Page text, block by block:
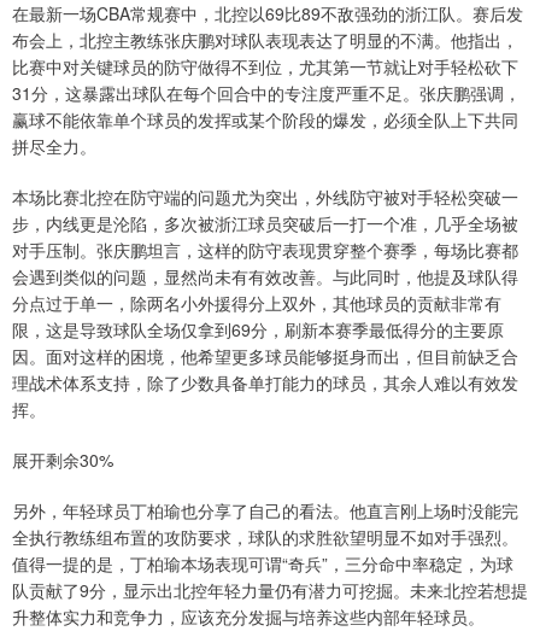
在最新一场CBA常规赛中，北控以69比89不敌强劲的浙江队。赛后发
布会上，北控主教练张庆鹏对球队表现表达了明显的不满。他指出，
比赛中对关键球员的防守做得不到位，尤其第一节就让对手轻松砍下
31分，这暴露出球队在每个回合中的专注度严重不足。张庆鹏强调，
赢球不能依靠单个球员的发挥或某个阶段的爆发，必须全队上下共同
拼尽全力。
本场比赛北控在防守端的问题尤为突出，外线防守被对手轻松突破一
步，内线更是沦陷，多次被浙江球员突破后一打一个准，几乎全场被
对手压制。张庆鹏坦言，这样的防守表现贯穿整个赛季，每场比赛都
会遇到类似的问题，显然尚未有有效改善。与此同时，他提及球队得
分点过于单一，除两名小外援得分上双外，其他球员的贡献非常有
限，这是导致球队全场仅拿到69分，刷新本赛季最低得分的主要原
因。面对这样的困境，他希望更多球员能够挺身而出，但目前缺乏合
理战术体系支持，除了少数具备单打能力的球员，其余人难以有效发
挥。
展开剩余30%
另外，年轻球员丁柏瑜也分享了自己的看法。他直言刚上场时没能完
全执行教练组布置的攻防要求，球队的求胜欲望明显不如对手强烈。
值得一提的是，丁柏瑜本场表现可谓“奇兵”，三分命中率稳定，为球
队贡献了9分，显示出北控年轻力量仍有潜力可挖掘。未来北控若想提
升整体实力和竞争力，应该充分发掘与培养这些内部年轻球员。